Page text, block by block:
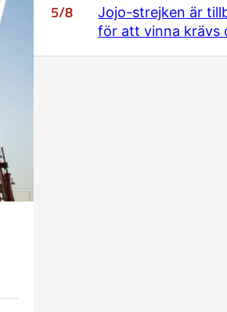
5/8
Jojo-strejken är
för att vinna krävs